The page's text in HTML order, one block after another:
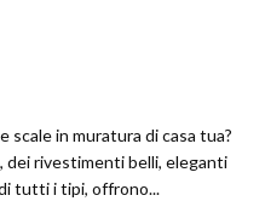
scale in muratura di casa tua?
dei rivestimenti belli, eleganti
tutti i tipi, offrono...